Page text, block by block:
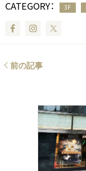
CATEGORY： 3F
FacebookInstagram
前の記事